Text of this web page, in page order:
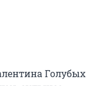
Голубых